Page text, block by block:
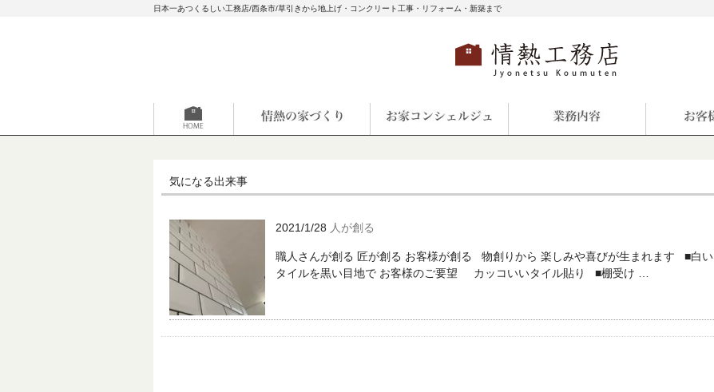
日本一あつくるしい工務店/西条市/草引きから地上げ・コンクリート工事・リフォーム・新築まで
気になる出来事
2021/1/28 人が創る
職人さんが創る 匠が創る お客様が創る 物創りから 楽しみや喜びが生まれます ■白い
タイルを黒い目地で お客様のご要望 カッコいいタイル貼り ■棚受け …